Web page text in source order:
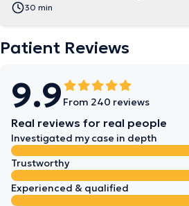
30 min
Patient Reviews
9.9 From 240 reviews
Real reviews for real people
Investigated my case in depth
Trustworthy
Experienced & qualified